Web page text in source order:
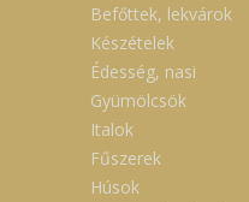
Befőttek, lekvárok
Készételek
Édesség, nasi
Gyümölcsök
Italok
Fűszerek
Húsok